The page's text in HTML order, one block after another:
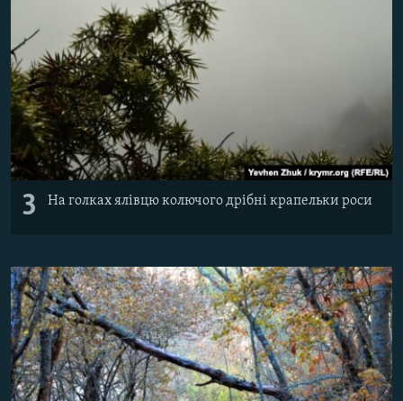
3 На голках ялівцю колючого дрібні крапельки роси